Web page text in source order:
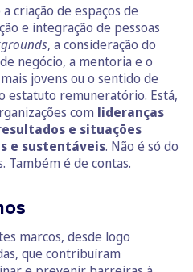
criação de espaços de
e integração de pessoas
, a consideração do
negócio, a mentoria e o
jovens ou o sentido de
estatuto remuneratório. Está,
com lideranças
e situações
e sustentáveis. Não é só do
Também é de contas.
marcos, desde logo
que contribuíram